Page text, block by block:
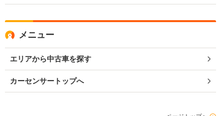
メニュー
エリアから中古車を探す
カーセンサートップへ